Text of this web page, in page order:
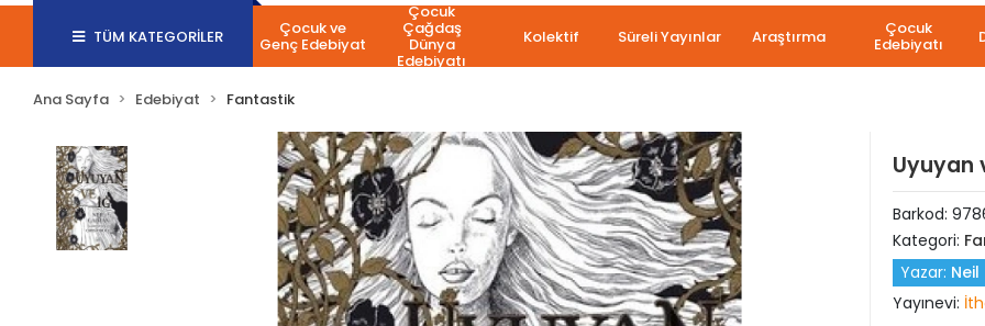
TÜM KATEGORİLER Çocuk ve
Genç Edebiyat
Çocuk
Çağdaş
Dünya
Edebiyatı
Kolektif Süreli Yayınlar Araştırma Çocuk
Edebiyatı
Ana Sayfa Edebiyat Fantastik
Uyuyan
Barkod:
Kategori:
Yazar:
Yayınevi: